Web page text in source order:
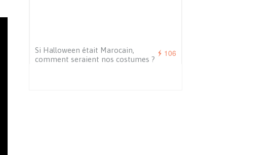
106
Si Halloween était Marocain,
comment seraient nos costumes ?